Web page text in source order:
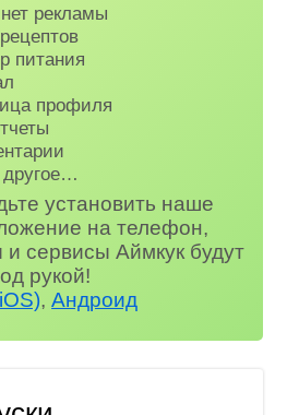
рекламы
питания
профиля
другое…
установить наше
на телефон,
и сервисы Аймкук будут
рукой!
,Андроид